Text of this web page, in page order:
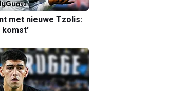
met nieuwe Tzolis:
komst'